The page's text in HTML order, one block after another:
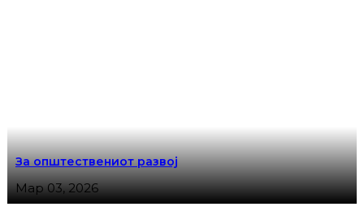
За општествениот развој
Мар 03, 2026